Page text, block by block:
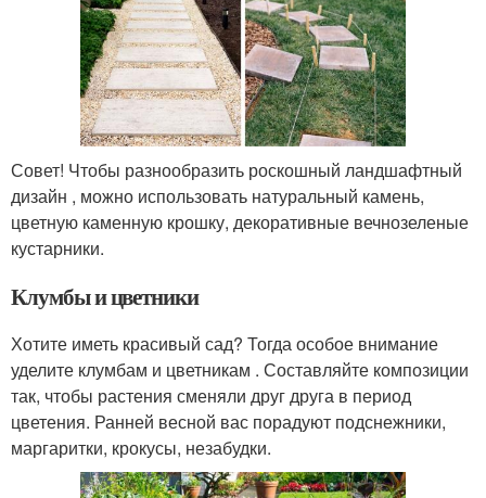
Совет! Чтобы разнообразить роскошный ландшафтный
дизайн , можно использовать натуральный камень,
цветную каменную крошку, декоративные вечнозеленые
кустарники.
Клумбы и цветники
Хотите иметь красивый сад? Тогда особое внимание
уделите клумбам и цветникам . Составляйте композиции
так, чтобы растения сменяли друг друга в период
цветения. Ранней весной вас порадуют подснежники,
маргаритки, крокусы, незабудки.